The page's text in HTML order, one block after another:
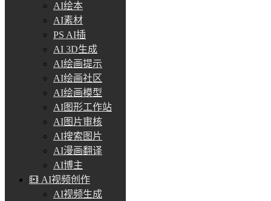
AI绘本
AI素材
PS AI插
AI 3D生成
AI绘画提示
AI绘画社区
AI绘画模型
AI图形工作站
AI图片审核
AI搜索图片
AI漫画翻译
AI博主
AI视频创作
AI视频生成